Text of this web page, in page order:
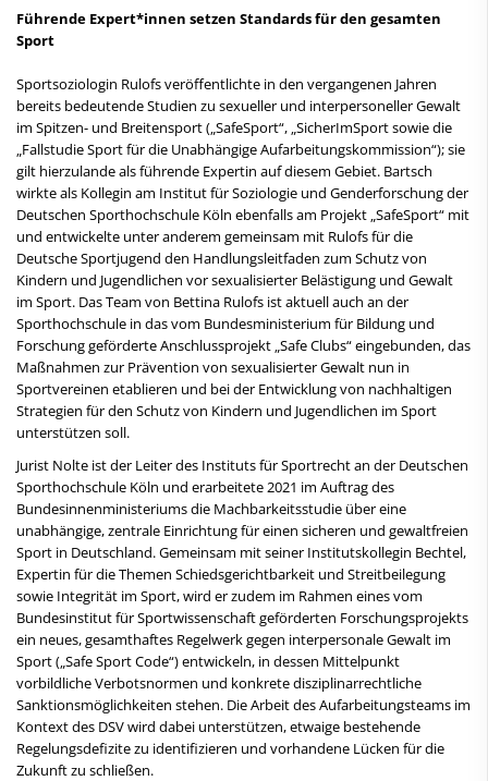
Führende Expert*innen setzen Standards für den gesamten
Sport
Sportsoziologin Rulofs veröffentlichte in den vergangenen Jahren
bereits bedeutende Studien zu sexueller und interpersoneller Gewalt
im Spitzen- und Breitensport („SafeSport“, „SicherImSport sowie die
„Fallstudie Sport für die Unabhängige Aufarbeitungskommission“); sie
gilt hierzulande als führende Expertin auf diesem Gebiet. Bartsch
wirkte als Kollegin am Institut für Soziologie und Genderforschung der
Deutschen Sporthochschule Köln ebenfalls am Projekt „SafeSport“ mit
und entwickelte unter anderem gemeinsam mit Rulofs für die
Deutsche Sportjugend den Handlungsleitfaden zum Schutz von
Kindern und Jugendlichen vor sexualisierter Belästigung und Gewalt
im Sport. Das Team von Bettina Rulofs ist aktuell auch an der
Sporthochschule in das vom Bundesministerium für Bildung und
Forschung geförderte Anschlussprojekt „Safe Clubs“ eingebunden, das
Maßnahmen zur Prävention von sexualisierter Gewalt nun in
Sportvereinen etablieren und bei der Entwicklung von nachhaltigen
Strategien für den Schutz von Kindern und Jugendlichen im Sport
unterstützen soll.
Jurist Nolte ist der Leiter des Instituts für Sportrecht an der Deutschen
Sporthochschule Köln und erarbeitete 2021 im Auftrag des
Bundesinnenministeriums die Machbarkeitsstudie über eine
unabhängige, zentrale Einrichtung für einen sicheren und gewaltfreien
Sport in Deutschland. Gemeinsam mit seiner Institutskollegin Bechtel,
Expertin für die Themen Schiedsgerichtbarkeit und Streitbeilegung
sowie Integrität im Sport, wird er zudem im Rahmen eines vom
Bundesinstitut für Sportwissenschaft geförderten Forschungsprojekts
ein neues, gesamthaftes Regelwerk gegen interpersonale Gewalt im
Sport („Safe Sport Code“) entwickeln, in dessen Mittelpunkt
vorbildliche Verbotsnormen und konkrete disziplinarrechtliche
Sanktionsmöglichkeiten stehen. Die Arbeit des Aufarbeitungsteams im
Kontext des DSV wird dabei unterstützen, etwaige bestehende
Regelungsdefizite zu identifizieren und vorhandene Lücken für die
Zukunft zu schließen.